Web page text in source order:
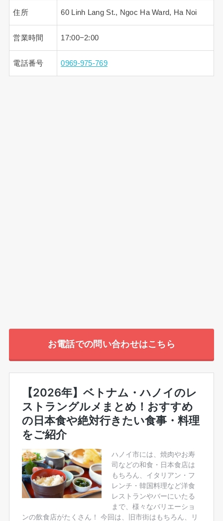
住所 60 Linh Lang St., Ngoc Ha Ward, Ha Noi
営業時間 17:00−2:00
電話番号 0969-975-769
お電話での問い合わせはこちら